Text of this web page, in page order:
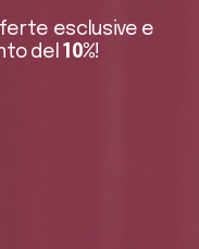
esclusive e
del10%!